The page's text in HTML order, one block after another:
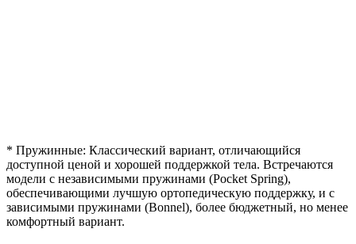
* Пружинные: Классический вариант, отличающийся
доступной ценой и хорошей поддержкой тела. Встречаются
модели с независимыми пружинами (Pocket Spring),
обеспечивающими лучшую ортопедическую поддержку, и с
зависимыми пружинами (Bonnel), более бюджетный, но менее
комфортный вариант.